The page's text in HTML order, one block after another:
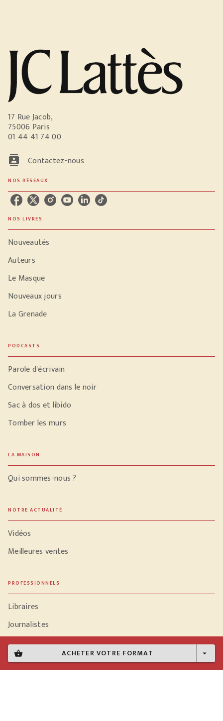
shopping_basket ACHETER VOTRE FORMAT arrow_drop_down
17 Rue Jacob,
75006 Paris
01 44 41 74 00
contacts Contactez-nous
NOS RÉSEAUX
NOS LIVRES
Nouveautés
Auteurs
Le Masque
Nouveaux jours
La Grenade
PODCASTS
Parole d'écrivain
Conversation dans le noir
Sac à dos et libido
Tomber les murs
LA MAISON
Qui sommes-nous ?
NOTRE ACTUALITÉ
Vidéos
Meilleures ventes
PROFESSIONNELS
Libraires
Journalistes